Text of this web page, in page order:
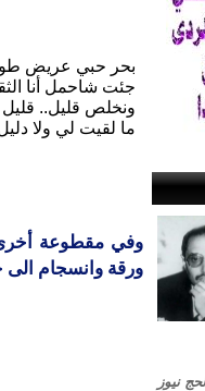
لحج نيوز
بحر حبي عريض
جئت شاحمل أنا
ونخلص قليل.. قليل
ما لقيت لي ولا
وفي مقطوعة أخرى
ورقة وانسجام الى